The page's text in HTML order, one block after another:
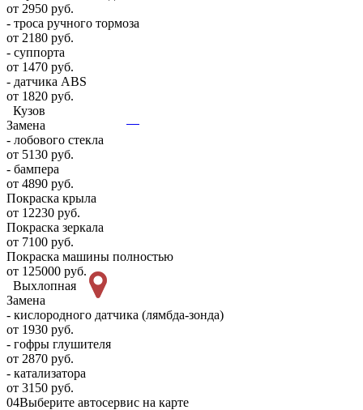
от 2950 руб.
- троса ручного тормоза
от 2180 руб.
- суппорта
от 1470 руб.
- датчика ABS
от 1820 руб.
Кузов
Замена
- лобового стекла
от 5130 руб.
- бампера
от 4890 руб.
Покраска крыла
от 12230 руб.
Покраска зеркала
от 7100 руб.
Покраска машины полностью
от 125000 руб.
Выхлопная
Замена
- кислородного датчика (лямбда-зонда)
от 1930 руб.
- гофры глушителя
от 2870 руб.
- катализатора
от 3150 руб.
04Выберите автосервис на карте